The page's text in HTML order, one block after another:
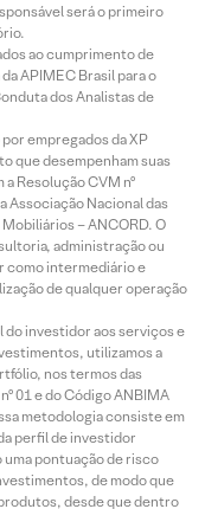
será o primeiro
ao cumprimento de
APIMEC Brasil para o
dos Analistas de
empregados da XP
que desempenham suas
Resolução CVM nº
Associação Nacional das
– ANCORD. O
administração ou
como intermediário e
de qualquer operação
do investidor aos serviços e
utilizamos a
nos termos das
01 e do Código ANBIMA
metodologia consiste em
perfil de investidor
uma pontuação de risco
de modo que
desde que dentro